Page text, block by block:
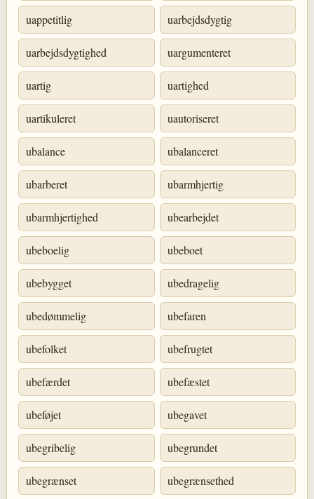
uappetitlig uarbejdsdygtig
uarbejdsdygtighed uargumenteret
uartig uartighed
uartikuleret uautoriseret
ubalance ubalanceret
ubarberet ubarmhjertig
ubarmhjertighed ubearbejdet
ubeboelig ubeboet
ubebygget ubedragelig
ubedømmelig ubefaren
ubefolket ubefrugtet
ubefærdet ubefæstet
ubeføjet ubegavet
ubegribelig ubegrundet
ubegrænset ubegrænsethed